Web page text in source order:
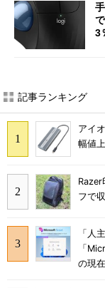
3
記事ランキング
アイ
幅値
フで
「人
「
の現